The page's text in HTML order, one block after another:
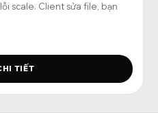
scale. Client sửa file, bạn
TIẾT